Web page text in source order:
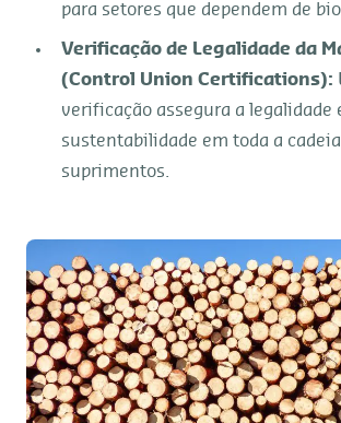
para setores que dependem de
Verificação de Legalidade da
(Control Union Certifications):
verificação assegura a legalidade
sustentabilidade em toda a
suprimentos.